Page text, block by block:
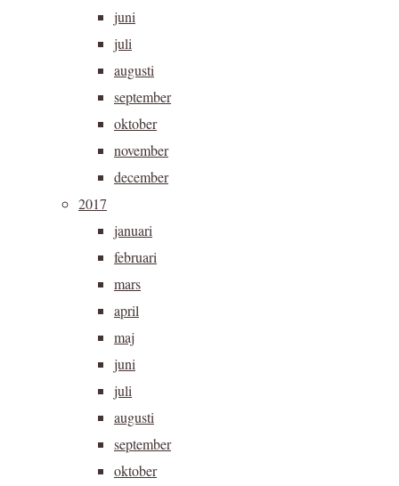
juni
juli
augusti
september
oktober
november
december
2017
januari
februari
mars
april
maj
juni
juli
augusti
september
oktober